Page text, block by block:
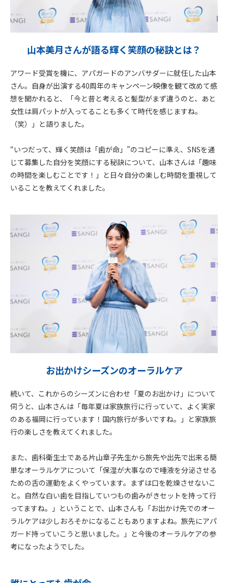
山本美月さんが語る輝く笑顔の秘訣とは？
アワード受賞を機に、アパガードのアンバサダーに就任した山本
さん。自身が出演する40周年のキャンペーン映像を観て改めて感
想を聞かれると、「今と昔と考えると髪型がまず違うのと、あと
女性は肩パットが入ってることも多くて時代を感じますね。
（笑）」と語りました。
“いつだって、輝く笑顔は「歯が命」”のコピーに準え、SNSを通
じて募集した自分を笑顔にする秘訣について、山本さんは「趣味
の時間を楽しむことです！」と日々自分の楽しむ時間を重視して
いることを教えてくれました。
お出かけシーズンのオーラルケア
続いて、これからのシーズンに合わせ「夏のお出かけ」について
伺うと、山本さんは「毎年夏は家族旅行に行っていて、よく実家
のある福岡に行っています！国内旅行が多いですね。」と家族旅
行の楽しさを教えてくれました。
また、歯科衛生士である片山章子先生から旅先や出先で出来る簡
単なオーラルケアについて「保湿が大事なので唾液を分泌させる
ための舌の運動をよくやっています。まずは口を乾燥させないこ
と。自然な白い歯を目指していつもの歯みがきセットを持って行
ってますね。」ということで、山本さんも「お出かけ先でのオー
ラルケアは少しおろそかになることもありますよね。旅先にアパ
ガード持っていこうと思いました。」と今後のオーラルケアの参
考になったようでした。